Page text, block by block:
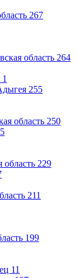
267
область 264
1
255
область 250
область 229
211
199
11